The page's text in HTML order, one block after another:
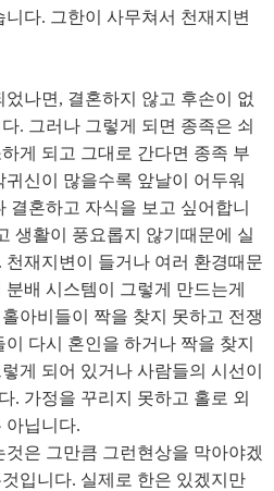
다. 그한이 사무쳐서 천재지변
나면, 결혼하지 않고 후손이 없
. 그러나 그렇게 되면 종족은 쇠
게 되고 그대로 간다면 종족 부
신이 많을수록 앞날이 어두워
결혼하고 자식을 보고 싶어합니
생활이 풍요롭지 않기때문에 실
재지변이 들거나 여러 환경때문
배 시스템이 그렇게 만드는게
아비들이 짝을 찾지 못하고 전쟁
다시 혼인을 하거나 짝을 찾지
게 되어 있거나 사람들의 시선이
. 가정을 꾸리지 못하고 홀로 외
아닙니다.
은 그만큼 그런현상을 막아야겠
입니다. 실제로 한은 있겠지만